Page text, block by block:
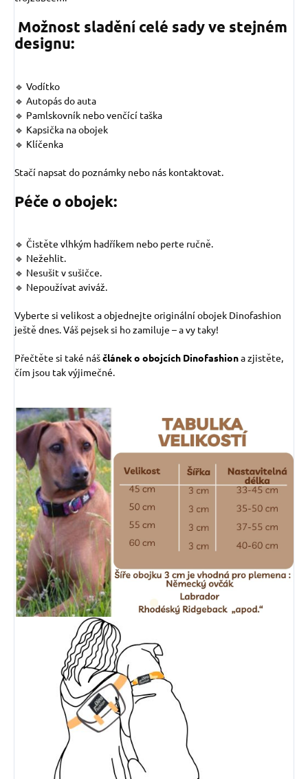
Možnost sladění celé sady ve stejném
designu:
🔹 Vodítko
🔹 Autopás do auta
🔹 Pamlskovník nebo venčící taška
🔹 Kapsička na obojek
🔹 Klíčenka
Stačí napsat do poznámky nebo nás kontaktovat.
Péče o obojek:
🔹 Čistěte vlhkým hadříkem nebo perte ručně.
🔹 Nežehlit.
🔹 Nesušit v sušičce.
🔹 Nepoužívat aviváž.
Vyberte si velikost a objednejte originální obojek Dinofashion
ještě dnes. Váš pejsek si ho zamiluje – a vy taky!
Přečtěte si také náščlánek o obojcích Dinofashiona zjistěte,
čím jsou tak výjimečné.